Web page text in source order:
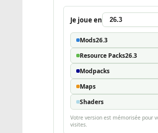
Je joue en
Mods26.3
Resource Packs26.3
Modpacks
Maps
Shaders
Votre version est mémorisée pour
visites.